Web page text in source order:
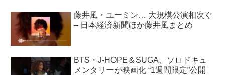
藤井風・ユーミン… 大規模公演相次ぐ
– 日本経済新聞ほか藤井風まとめ
BTS・J-HOPE＆SUGA、ソロドキュ
メンタリーが映画化 “1週間限定”公開